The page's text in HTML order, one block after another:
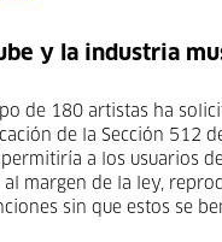
y la industria
de 180 artistas ha
de la Sección 512
permitiría a los usuarios
margen de la ley,
sin que estos se